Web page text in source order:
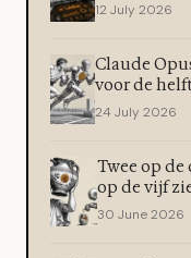
12 July 2026
Claude
voor de
24 July 2026
Twee op
op de vijf
30 June 2026